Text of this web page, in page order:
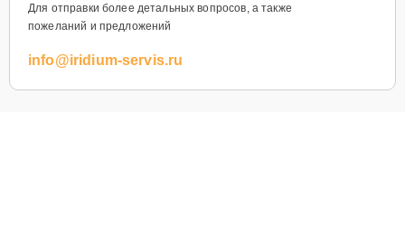
Для отправки более детальных вопросов, а также
пожеланий и предложений
info@iridium-servis.ru